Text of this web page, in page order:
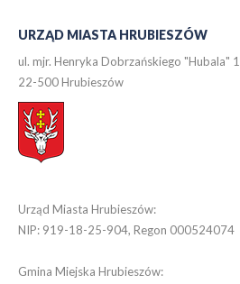
URZĄD MIASTA HRUBIESZÓW
ul. mjr. Henryka Dobrzańskiego "Hubala" 1
22-500 Hrubieszów
Urząd Miasta Hrubieszów:
NIP: 919-18-25-904, Regon 000524074
Gmina Miejska Hrubieszów: